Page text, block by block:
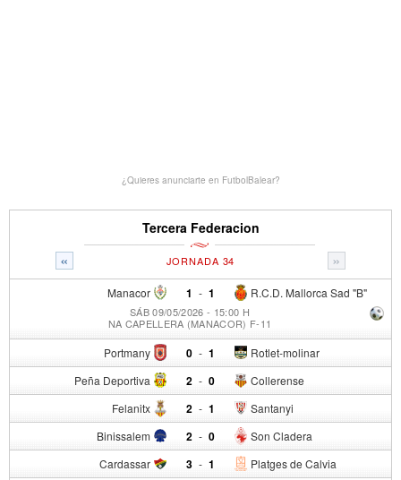
¿Quieres anunciarte en FutbolBalear?
Tercera Federacion
« »
JORNADA 34
Manacor 1 - R.C.D. Mallorca Sad "B"
1
SÁB 09/05/2026 - 15:00 H
NA CAPELLERA (MANACOR) F-11
Portmany 0 - Rotlet-molinar
1
Peña Deportiva 2 - Collerense
0
Felanitx 2 - Santanyi
1
Binissalem 2 - Son Cladera
0
Cardassar 3 - Platges de Calvia
1